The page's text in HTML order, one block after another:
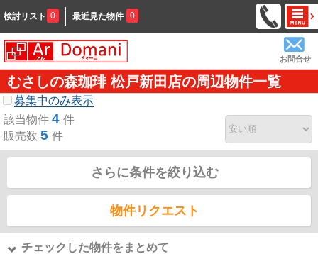
検討リスト 0 最近見た物件 0
お問合せ
むさしの森珈琲 松戸新田店の周辺物件一覧
募集中のみ表示
該当物件 4 件
販売数 5 件
さらに条件を絞り込む
物件リクエスト
チェックした物件をまとめて